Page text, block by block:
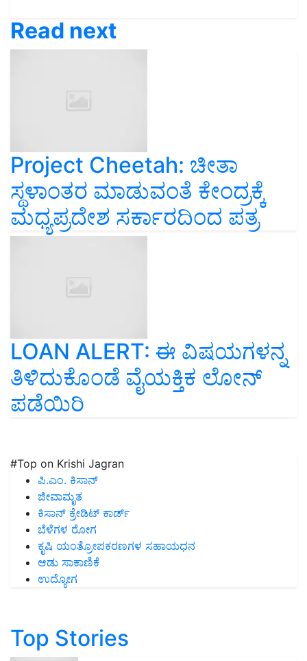
Read next
Project Cheetah: ಚೀತಾ
ಸ್ಥಳಾಂತರ ಮಾಡುವಂತೆ ಕೇಂದ್ರಕ್ಕೆ
ಮಧ್ಯಪ್ರದೇಶ ಸರ್ಕಾರದಿಂದ ಪತ್ರ
LOAN ALERT: ಈ ವಿಷಯಗಳನ್ನ
ತಿಳಿದುಕೊಂಡೆ ವೈಯಕ್ತಿಕ ಲೋನ್‌
ಪಡೆಯಿರಿ
#Top on Krishi Jagran
ಪಿ.ಎಂ. ಕಿಸಾನ್
ಜೀವಾಮೃತ
ಕಿಸಾನ್ ಕ್ರೇಡಿಟ್ ಕಾರ್ಡ್
ಬೆಳೆಗಳ ರೋಗ
ಕೃಷಿ ಯಂತ್ರೋಪಕರಣಗಳ ಸಹಾಯಧನ
ಆಡು ಸಾಕಾಣಿಕೆ
ಉದ್ಯೋಗ
Top Stories